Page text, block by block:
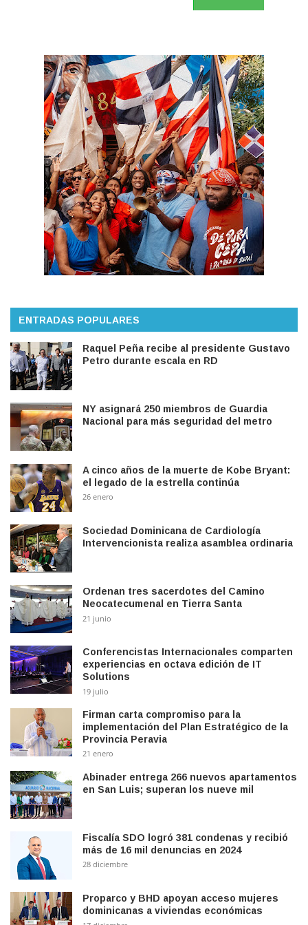
ENTRADAS POPULARES
Raquel Peña recibe al presidente Gustavo
Petro durante escala en RD
NY asignará 250 miembros de Guardia
Nacional para más seguridad del metro
A cinco años de la muerte de Kobe Bryant:
el legado de la estrella continúa
26 enero
Sociedad Dominicana de Cardiología
Intervencionista realiza asamblea ordinaria
Ordenan tres sacerdotes del Camino
Neocatecumenal en Tierra Santa
21 junio
Conferencistas Internacionales comparten
experiencias en octava edición de IT
Solutions
19 julio
Firman carta compromiso para la
implementación del Plan Estratégico de la
Provincia Peravia
21 enero
Abinader entrega 266 nuevos apartamentos
en San Luis; superan los nueve mil
Fiscalía SDO logró 381 condenas y recibió
más de 16 mil denuncias en 2024
28 diciembre
Proparco y BHD apoyan acceso mujeres
dominicanas a viviendas económicas